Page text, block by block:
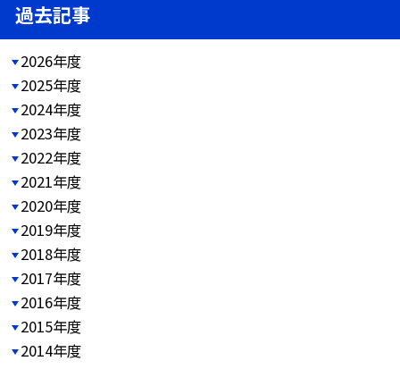
過去記事
2026年度
2025年度
2024年度
2023年度
2022年度
2021年度
2020年度
2019年度
2018年度
2017年度
2016年度
2015年度
2014年度